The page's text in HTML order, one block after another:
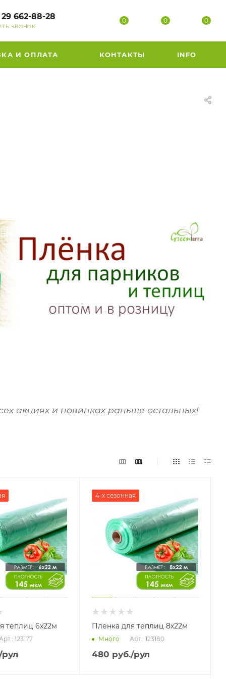
662-88-28
ЗВОНОК
0 0 0
И ОПЛАТА КОНТАКТЫ INFO
акциях и новинках раньше остальных!
теплиц 6х22м
123177
4-х сезонная
Пленка для теплиц 8х22м
Много Арт.: 123180
480 руб./рул